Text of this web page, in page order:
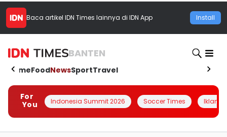
Baca artikel IDN Times lainnya di IDN App Install
BANTEN
HomeFoodNewsSportTravel
For
You
Indonesia Summit 2026 Soccer Times Iklanin